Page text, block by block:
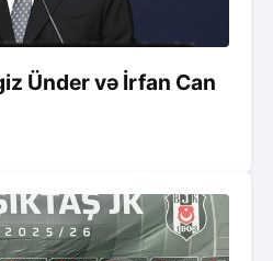
Ünder və İrfan Can